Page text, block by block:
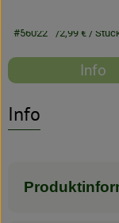
Rezeptarchiv
#56022 2,99 €/
Info
Info